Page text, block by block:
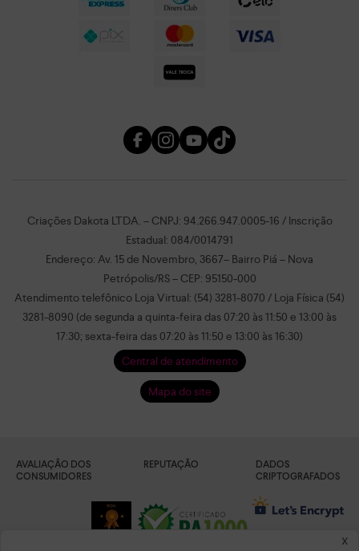
x
Criações Dakota LTDA. – CNPJ: 94.266.947.0005-16 / Inscrição
Estadual: 084/0014791
Endereço: Av. 15 de Novembro, 3667– Bairro Piá – Nova
Petrópolis/RS – CEP: 95150-000
Atendimento telefônico Loja Virtual: (54) 3281-8070 / Loja Física (54)
3281-8090 (de segunda a quinta-feira das 07:20 às 11:50 e 13:00 às
17:30; sexta-feira das 07:20 às 11:50 e 13:00 às 16:30)
Central de atendimento
Mapa do site
AVALIAÇÃO DOS
CONSUMIDORES
REPUTAÇÃO
DADOS
CRIPTOGRAFADOS